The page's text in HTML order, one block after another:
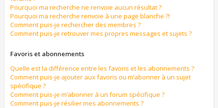
Pourquoi ma recherche ne renvoie aucun résultat ?
Pourquoi ma recherche renvoie à une page blanche ?!
Comment puis-je rechercher des membres ?
Comment puis-je retrouver mes propres messages et sujets ?
Favoris et abonnements
Quelle est la différence entre les favoris et les abonnements ?
Comment puis-je ajouter aux favoris ou m’abonner à un sujet
spécifique ?
Comment puis-je m’abonner à un forum spécifique ?
Comment puis-je résilier mes abonnements ?